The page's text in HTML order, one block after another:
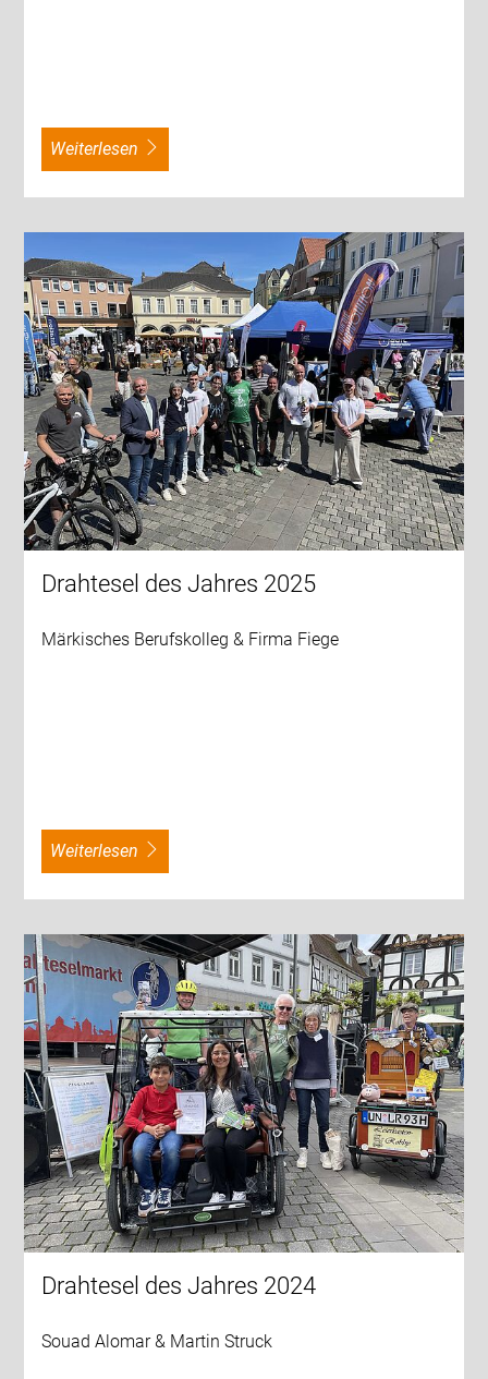
weiterlesen
Drahtesel des Jahres 2025
Märkisches Berufskolleg & Firma Fiege
weiterlesen
Drahtesel des Jahres 2024
Souad Alomar & Martin Struck